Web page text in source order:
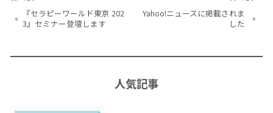
«
『セラピーワールド東京 202
3』セミナー登壇します
Yahoo!ニュースに掲載されま
した
»
人気記事